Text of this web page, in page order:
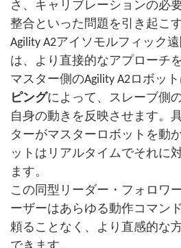
さ、キャリブレーションの必
整合といった問題を引き起こ
Agility A2アイソモルフィック
は、より直接的なアプローチ
マスター側のAgility A2ロボッ
ピングによって、スレーブ側
自身の動きを反映させます。
ターがマスターロボットを動
ットはリアルタイムでそれに
ます。
この同型リーダー・フォロワ
ーザーはあらゆる動作コマン
頼ることなく、より直感的な